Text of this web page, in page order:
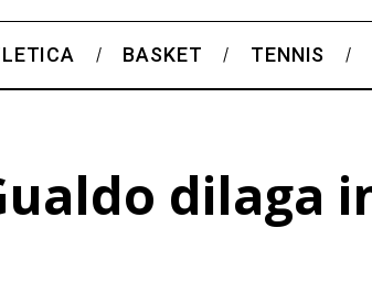
BASKET TENNIS
dilaga